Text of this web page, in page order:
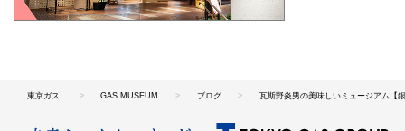
東京ガス GAS MUSEUM ブログ 瓦斯野炎男の美味しいミュージアム【